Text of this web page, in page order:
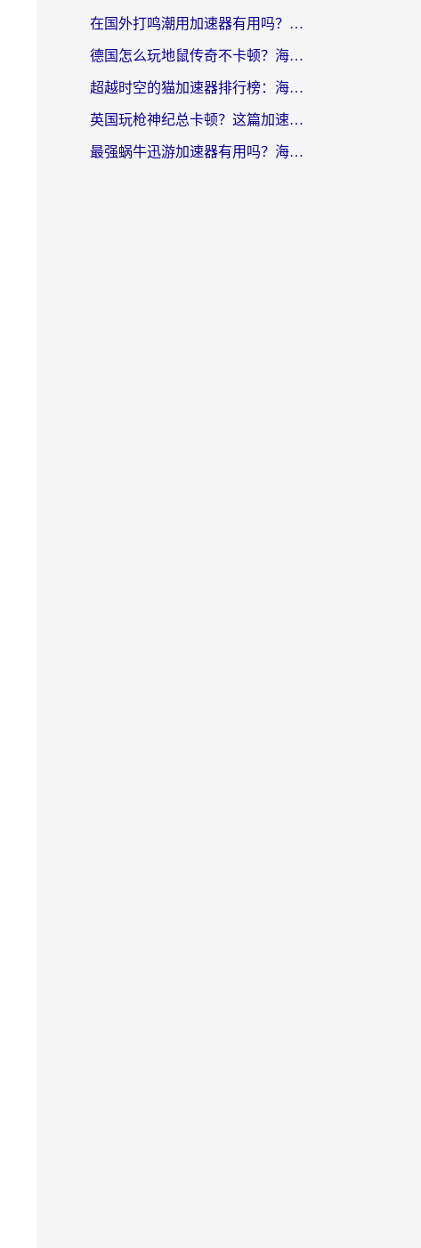
在国外打鸣潮用加速器有用吗？安全吗？海外玩家国服游戏加速全指南
德国怎么玩地鼠传奇不卡顿？海外党国服游戏加速全攻略（含战双EVE实用指南）
超越时空的猫加速器排行榜：海外党国服游戏不卡顿的终极选择指南
英国玩枪神纪总卡顿？这篇加速器选择指南帮你告别延迟（附实测推荐）
最强蜗牛迅游加速器有用吗？海外玩家国服游戏加速避坑指南（附德国玩忍者必须死3流星蝴蝶剑解决办法）